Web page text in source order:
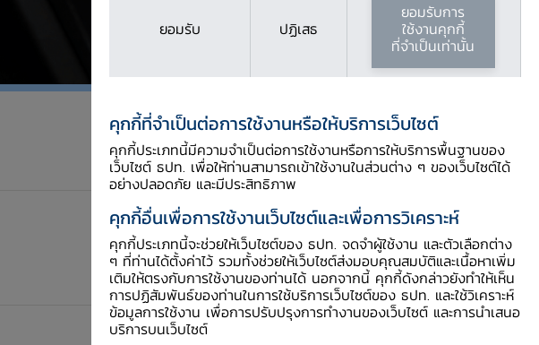
ยอมรับ ปฏิเสธ
ยอมรับการ
ใช้งานคุกกี้
ที่จำเป็นเท่านั้น
คุกกี้ที่จำเป็นต่อการใช้งานหรือให้บริการเว็บไซต์
คุกกี้ประเภทนี้มีความจำเป็นต่อการใช้งานหรือการให้บริการพื้นฐานของ
เว็บไซต์ ธปท. เพื่อให้ท่านสามารถเข้าใช้งานในส่วนต่าง ๆ ของเว็บไซต์ได้
อย่างปลอดภัย และมีประสิทธิภาพ
คุกกี้อื่นเพื่อการใช้งานเว็บไซต์และเพื่อการวิเคราะห์
คุกกี้ประเภทนี้จะช่วยให้เว็บไซต์ของ ธปท. จดจำผู้ใช้งาน และตัวเลือกต่าง
ๆ ที่ท่านได้ตั้งค่าไว้ รวมทั้งช่วยให้เว็บไซต์ส่งมอบคุณสมบัติและเนื้อหาเพิ่ม
เติมให้ตรงกับการใช้งานของท่านได้ นอกจากนี้ คุกกี้ดังกล่าวยังทำให้เห็น
การปฏิสัมพันธ์ของท่านในการใช้บริการเว็บไซต์ของ ธปท. และใช้วิเคราะห์
ข้อมูลการใช้งาน เพื่อการปรับปรุงการทำงานของเว็บไซต์ และการนำเสนอ
บริการบนเว็บไซต์